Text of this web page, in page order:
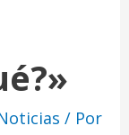
/ Por